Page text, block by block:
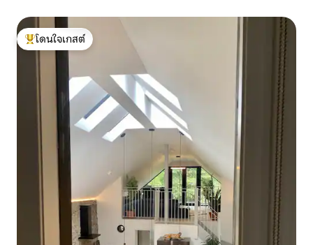
โดนใจเกสต์ที่สุด
โดนใจเกสต์